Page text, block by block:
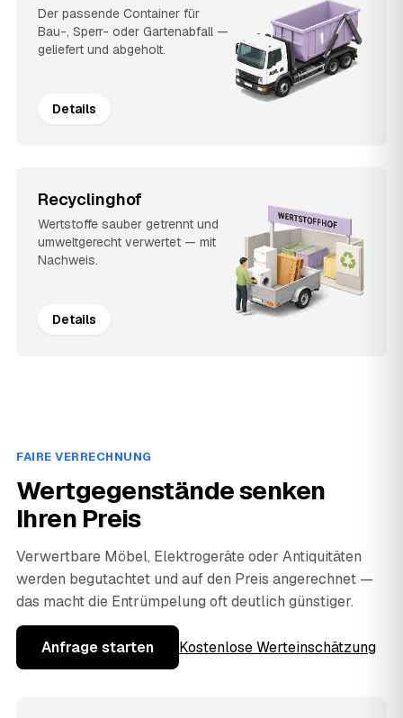
Der passende Container für
Bau-, Sperr- oder Gartenabfall —
geliefert und abgeholt.
Details
Recyclinghof
Wertstoffe sauber getrennt und
umweltgerecht verwertet — mit
Nachweis.
Details
FAIRE VERRECHNUNG
Wertgegenstände senken
Ihren Preis
Verwertbare Möbel, Elektrogeräte oder Antiquitäten
werden begutachtet und auf den Preis angerechnet —
das macht die Entrümpelung oft deutlich günstiger.
Anfrage starten Kostenlose Werteinschätzung